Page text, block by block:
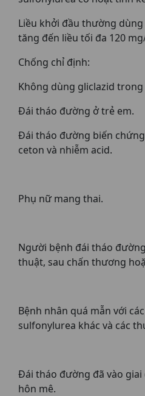
Liều khởi đầu thường dùng
tăng đến liều tối đa 120
Chống chỉ định:
Không dùng gliclazid
Đái tháo đường ở trẻ em.
Đái tháo đường biến
ceton và nhiễm acid.
Phụ nữ mang thai.
Người bệnh đái tháo
thuật, sau chấn thương
Bệnh nhân quá mẫn với
sulfonylurea khác và các
Đái tháo đường đã vào
hôn mê.